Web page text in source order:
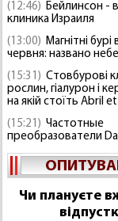
(12:46) Бейлинсон -
клиника Израиля
(13:00) Магнітні бурі
червня: названо
(15:31) Стовбурові
рослин, гіалурон і
на якій стоїть Abril
(15:21) Частотные
преобразователи
Чи плануєте